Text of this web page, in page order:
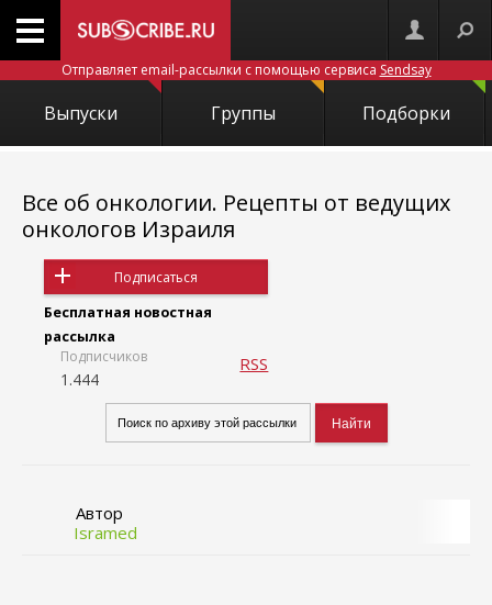
Отправляет email-рассылки с помощью сервиса Sendsay
Выпуски Группы Подборки
Все об онкологии. Рецепты от ведущих
онкологов Израиля
Подписаться
Бесплатная новостная
рассылка
Подписчиков
1.444
RSS
Автор
Isramed